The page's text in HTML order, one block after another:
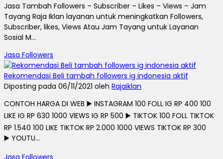
Jasa Tambah Followers – Subscriber – Likes – Views – Jam
Tayang Raja Iklan layanan untuk meningkatkan Followers,
Subscriber, likes, Views Atau Jam Tayang untuk Layanan
Sosial M...
Jasa Followers
Rekomendasi Beli tambah followers ig indonesia aktif
Diposting pada 06/11/2021 oleh Rajaiklan
CONTOH HARGA DI WEB ▶️ INSTAGRAM 100 FOLL IG RP 400 100
LIKE IG RP 630 1000 VIEWS IG RP 500 ▶️ TIKTOK 100 FOLL TIKTOK
RP 1.540 100 LIKE TIKTOK RP 2.000 1000 VIEWS TIKTOK RP 300
▶️ YOUTU...
Jasa Followers